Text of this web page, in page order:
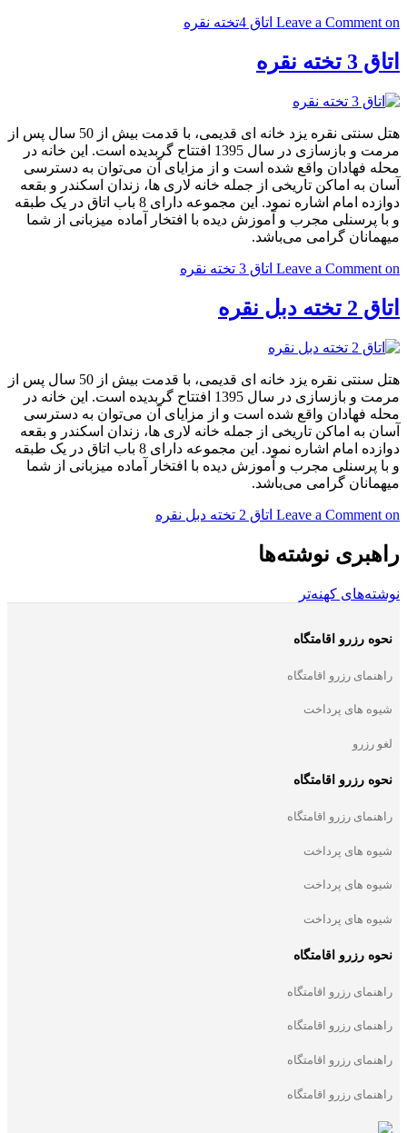
Leave a Commenton اتاق 4تخته نقره
اتاق 3 تخته نقره
هتل سنتی نقره یزد خانه ای قدیمی، با قدمت بیش از 50 سال پس از
مرمت و بازسازی در سال 1395 افتتاح گربدیده است. این خانه در
محله فهادان واقع شده است و از مزایای آن می‌توان به دسترسی
آسان به اماکن تاریخی از جمله خانه لاری ها، زندان اسکندر و بقعه
دوازده امام اشاره نمود. این مجموعه دارای 8 باب اتاق در یک طبقه
و با پرسنلی مجرب و آموزش دیده با افتخار آماده میزبانی از شما
میهمانان گرامی می‌باشد.
Leave a Comment on اتاق 3 تخته نقره
اتاق 2 تخته دبل نقره
هتل سنتی نقره یزد خانه ای قدیمی، با قدمت بیش از 50 سال پس از
مرمت و بازسازی در سال 1395 افتتاح گربدیده است. این خانه در
محله فهادان واقع شده است و از مزایای آن می‌توان به دسترسی
آسان به اماکن تاریخی از جمله خانه لاری ها، زندان اسکندر و بقعه
دوازده امام اشاره نمود. این مجموعه دارای 8 باب اتاق در یک طبقه
و با پرسنلی مجرب و آموزش دیده با افتخار آماده میزبانی از شما
میهمانان گرامی می‌باشد.
Leave a Comment on اتاق 2 تخته دبل نقره
راهبری نوشته‌ها
نوشته‌های کهنه‌تر
نحوه رزرو اقامتگاه
راهنمای رزرو اقامتگاه
شیوه های پرداخت
لغو رزرو
نحوه رزرو اقامتگاه
راهنمای رزرو اقامتگاه
شیوه های پرداخت
شیوه های پرداخت
شیوه های پرداخت
نحوه رزرو اقامتگاه
راهنمای رزرو اقامتگاه
راهنمای رزرو اقامتگاه
راهنمای رزرو اقامتگاه
راهنمای رزرو اقامتگاه